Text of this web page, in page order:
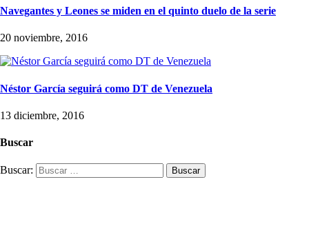
Navegantes y Leones se miden en el quinto duelo de la serie
20 noviembre, 2016
Néstor García seguirá como DT de Venezuela
13 diciembre, 2016
Buscar
Buscar: